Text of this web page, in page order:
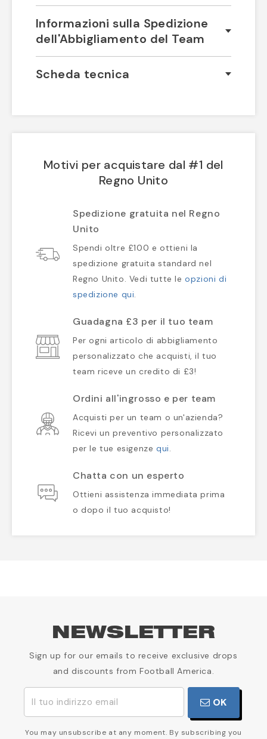
Informazioni sulla Spedizione
dell'Abbigliamento del Team
Scheda tecnica
Motivi per acquistare dal #1 del
Regno Unito
Spedizione gratuita nel Regno
Unito
Spendi oltre £100 e ottieni la
spedizione gratuita standard nel
Regno Unito. Vedi tutte leopzioni di
spedizione qui.
Guadagna £3 per il tuo team
Per ogni articolo di abbigliamento
personalizzato che acquisti, il tuo
team riceve un credito di £3!
Ordini all'ingrosso e per team
Acquisti per un team o un'azienda?
Ricevi un preventivo personalizzato
per le tue esigenze qui.
Chatta con un esperto
Ottieni assistenza immediata prima
o dopo il tuo acquisto!
NEWSLETTER
Sign up for our emails to receive exclusive drops
and discounts from Football America.
OK
You may unsubscribe at any moment. By subscribing you